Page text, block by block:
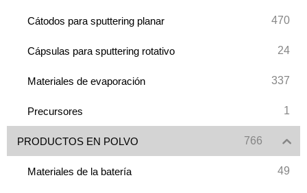
Cátodos para sputtering planar 470
Cápsulas para sputtering rotativo 24
Materiales de evaporación 337
Precursores 1
PRODUCTOS EN POLVO 766
Materiales de la batería 49